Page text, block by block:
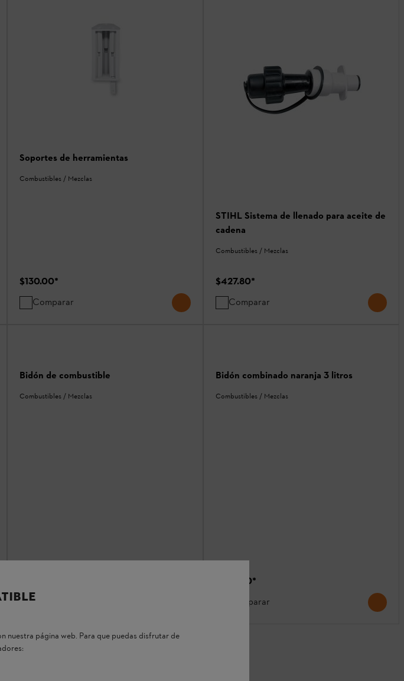
Soportes de herramientas
Combustibles / Mezclas
$130.00*
Comparar
STIHL Sistema de llenado para aceite de
cadena
Combustibles / Mezclas
$427.80*
Comparar
Bidón de combustible
Combustibles / Mezclas
Comparar
Bidón combinado naranja 3 litros
Combustibles / Mezclas
$523.40*
Comparar
nuestra página web. Para que puedas disfrutar de